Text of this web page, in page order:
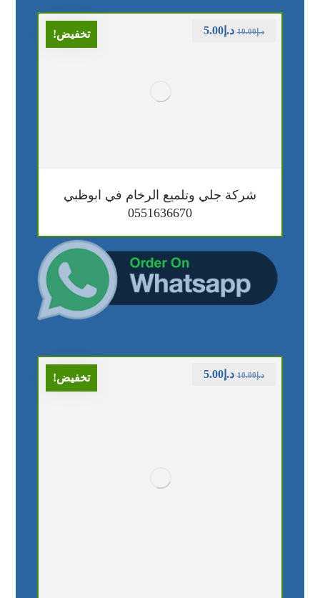
تخفيض!
شركة جلي وتلميع الرخام في ابوظبي
0551636670
د.إ10.00 د.إ5.00
تخفيض! د.إ10.00 د.إ5.00